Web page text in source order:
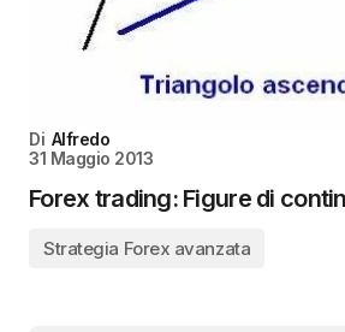
Di Alfredo
31 Maggio 2013
Forex trading: Figure di
Strategia Forex avanzata